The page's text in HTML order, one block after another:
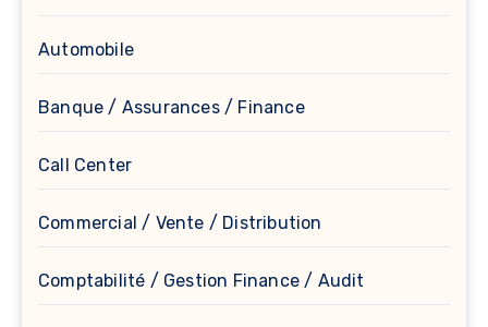
Automobile
Banque / Assurances / Finance
Call Center
Commercial / Vente / Distribution
Comptabilité / Gestion Finance / Audit